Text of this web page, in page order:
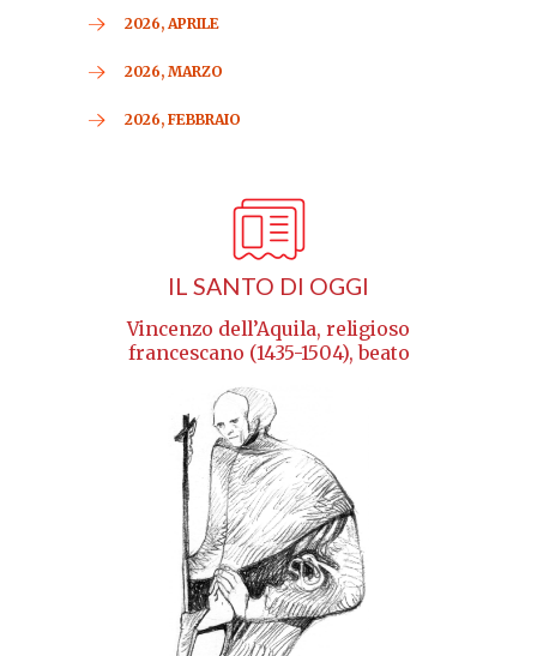
2026, APRILE
2026, MARZO
2026, FEBBRAIO
IL SANTO DI OGGI
Vincenzo dell’Aquila, religioso
francescano (1435-1504), beato